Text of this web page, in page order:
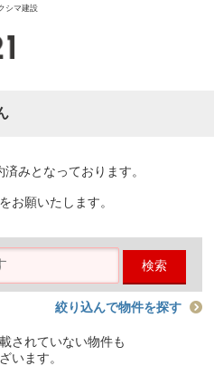
シマ建設
みとなっております。
お願いたします。
検索
絞り込んで物件を探す
されていない物件も
います。